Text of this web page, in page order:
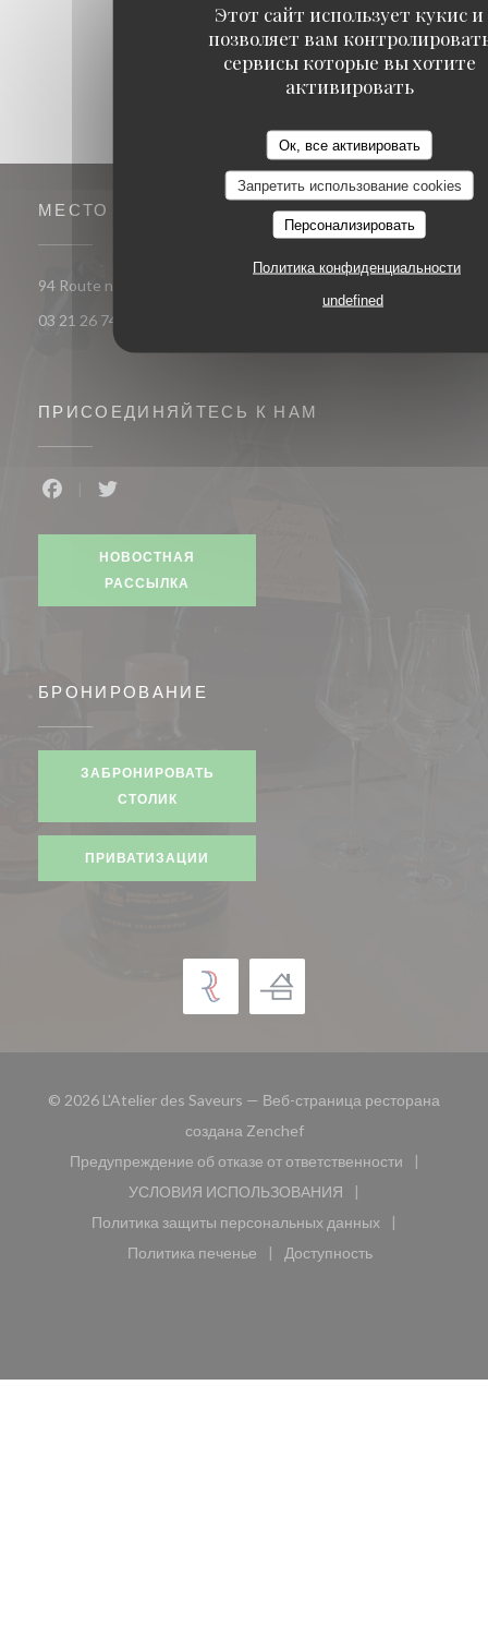
Этот сайт использует кукис и
позволяет вам
сервисы которые вы хотите
активировать
Ок, все активировать
Запретить использование cookies
Персонализировать
Политика конфиденциальности
undefined
МЕСТО
94 Route nationale 62290 Nœux-les-Mines
03 21 26 74 74
ПРИСОЕДИНЯЙТЕСЬ К НАМ
НОВОСТНАЯ
РАССЫЛКА
БРОНИРОВАНИЕ
ЗАБРОНИРОВАТЬ
СТОЛИК
ПРИВАТИЗАЦИИ
© 2026 L'Atelier des Saveurs — Веб-страница ресторана
создана Zenchef((открывается в новом
Предупреждение об отказе от ответственности
((открывается в новом окне))
УСЛОВИЯ ИСПОЛЬЗОВАНИЯ
((открывается в новом окне))
Политика защиты персональных данных
((открывается в новом окне))
Политика печенье
((открывается в новом окне))
Доступность